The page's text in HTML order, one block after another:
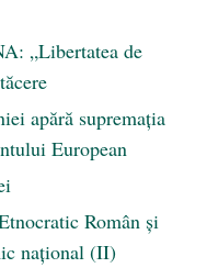
„Libertatea de
apără supremația
European
Român şi
naţional (II)